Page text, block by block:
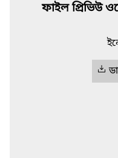
ফাইল প্রিভিউ